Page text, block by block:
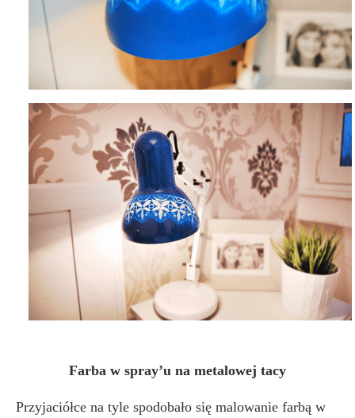
Farba w spray’u na metalowej tacy
Przyjaciółce na tyle spodobało się malowanie farbą w